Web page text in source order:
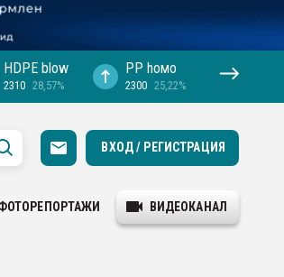
HDPE blow
2310 28,57%
PP hомо
2300 25,22%
ВХОД / РЕГИСТРАЦИЯ
ВИДЕОКАНАЛ